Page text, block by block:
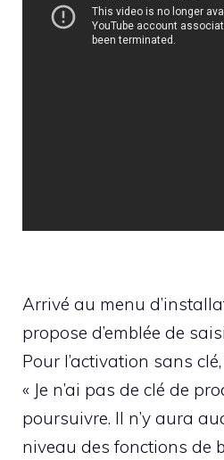
Arrivé au menu
propose d’emblée de
Pour l’activation sans
« Je n’ai pas de clé de
poursuivre. Il n’y aura
niveau des fonctions de